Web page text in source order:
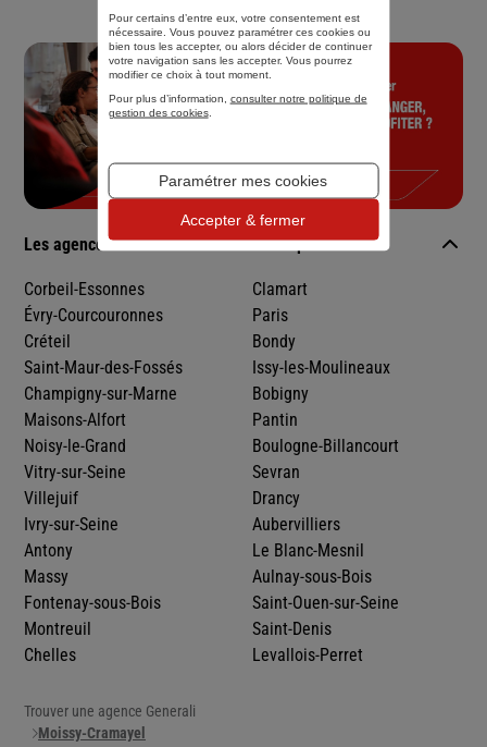
Précédent 1 2
Les agences Generali dans les villes à proximité
Corbeil-Essonnes
Évry-Courcouronnes
Créteil
Saint-Maur-des-Fossés
Champigny-sur-Marne
Maisons-Alfort
Noisy-le-Grand
Vitry-sur-Seine
Villejuif
Ivry-sur-Seine
Antony
Massy
Fontenay-sous-Bois
Montreuil
Chelles
Clamart
Paris
Bondy
Issy-les-Moulineaux
Bobigny
Pantin
Boulogne-Billancourt
Sevran
Drancy
Aubervilliers
Le Blanc-Mesnil
Aulnay-sous-Bois
Saint-Ouen-sur-Seine
Saint-Denis
Levallois-Perret
Trouver une agence Generali
Moissy-Cramayel
Pour certains d’entre eux, votre consentement est
nécessaire. Vous pouvez paramétrer ces cookies ou
bien tous les accepter, ou alors décider de continuer
votre navigation sans les accepter. Vous pourrez
modifier ce choix à tout moment.
Pour plus d’information, consulter notre politique de
gestion des cookies.
Paramétrer mes cookies
Accepter & fermer